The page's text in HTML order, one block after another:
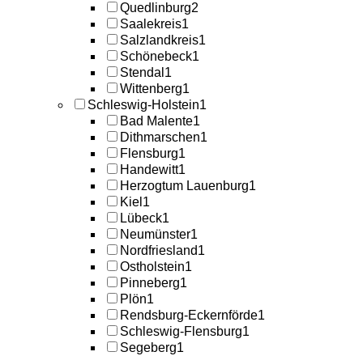
Quedlinburg2
Saalekreis1
Salzlandkreis1
Schönebeck1
Stendal 1
Wittenberg1
Schleswig-Holstein1
Bad Malente1
Dithmarschen1
Flensburg1
Handewitt1
Herzogtum Lauenburg1
Kiel 1
Lübeck1
Neumünster1
Nordfriesland1
Ostholstein1
Pinneberg1
Plön1
Rendsburg-Eckernförde1
Schleswig-Flensburg1
Segeberg1